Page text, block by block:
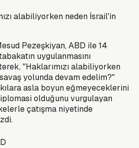
alabiliyorken neden İsrail'in
Pezeşkiyan, ABD ile 14
uygulanmasını
"Haklarımızı alabiliyorken
yolunda devam edelim?"
asla boyun eğmeyeceklerini
olduğunu vurgulayan
çatışma niyetinde